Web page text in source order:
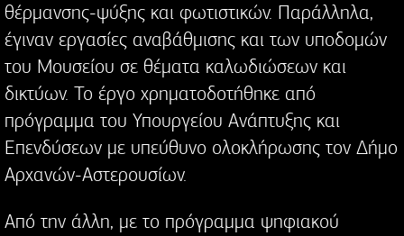
θέρμανσης-ψύξης και φωτιστικών. Παράλληλα,
έγιναν εργασίες αναβάθμισης και των υποδομών
του Μουσείου σε θέματα καλωδιώσεων και
δικτύων. Το έργο χρηματοδοτήθηκε από
πρόγραμμα του Υπουργείου Ανάπτυξης και
Επενδύσεων με υπεύθυνο ολοκλήρωσης τον Δήμο
Αρχανών-Αστερουσίων.
Από την άλλη, με το πρόγραμμα ψηφιακού